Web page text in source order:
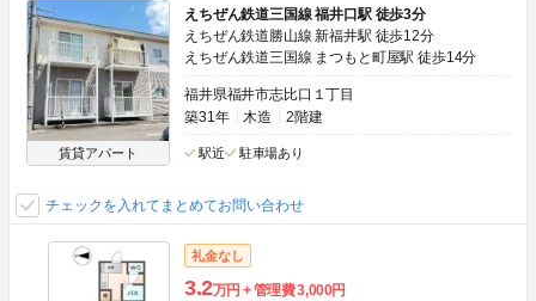
賃貸アパート
えちぜん鉄道三国線 福井口駅 徒歩3分
えちぜん鉄道勝山線 新福井駅 徒歩12分
えちぜん鉄道三国線 まつもと町屋駅 徒歩14分
福井県福井市志比口１丁目
築31年
木造 2階建
駅近 駐車場あり
チェックを入れてまとめてお問い合わせ
礼金なし
3.2万円 管理費3,000円